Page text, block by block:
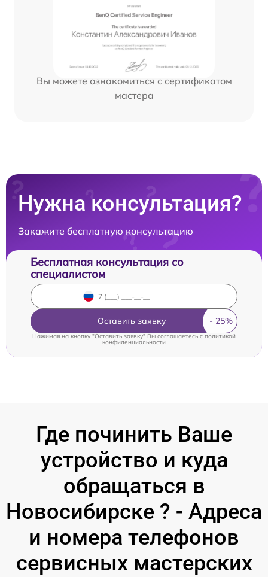
Вы можете ознакомиться с сертификатом
мастера
Нужна консультация?
Закажите бесплатную консультацию
Бесплатная консультация со
специалистом
Оставить заявку
Нажимая на кнопку "Оставить заявку" Вы соглашаетесь cполитикой
конфиденциальности
Где починить Ваше
устройство и куда
обращаться в
Новосибирске ? - Адреса
и номера телефонов
сервисных мастерских